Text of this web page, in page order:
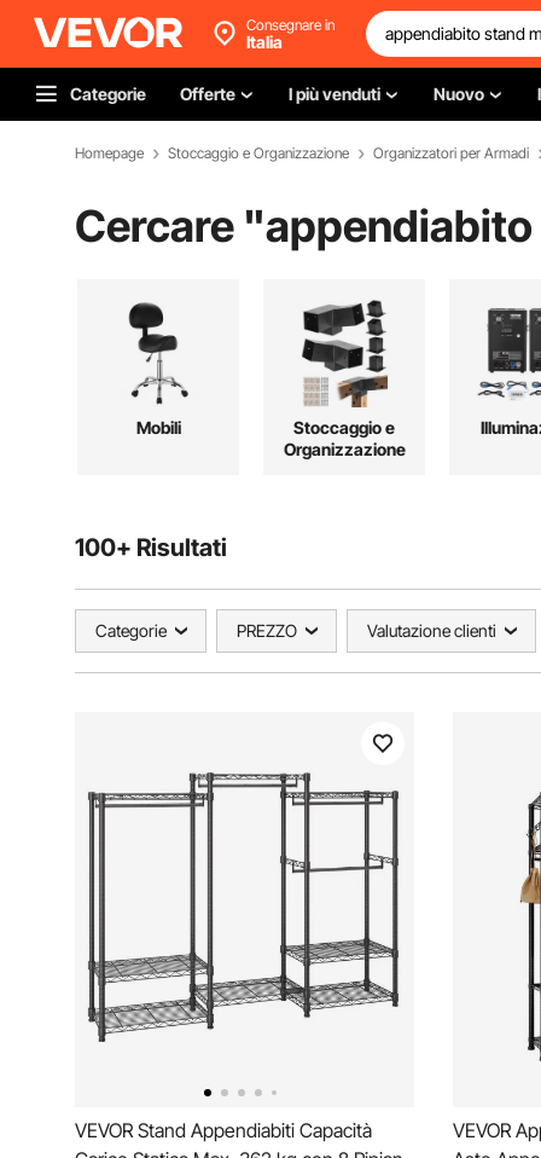
Consegnare in
Italia
Categorie Offerte I più venduti Nuovo
Homepage Stoccaggio e Organizzazione Organizzatori per Armadi
Cercare "
Mobili
Stoccaggio e
Organizzazione
100+ Risultati
Categorie PREZZO Valutazione clienti
VEVOR Stand Appendiabiti Capacità
VEVOR